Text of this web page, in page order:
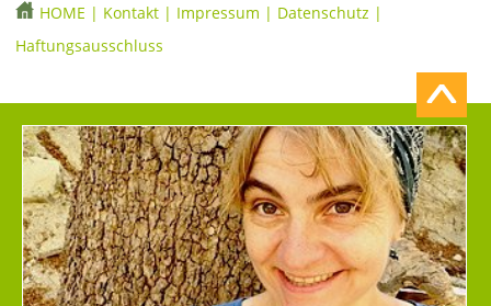
HOME | Kontakt | Impressum | Datenschutz |
Haftungsausschluss